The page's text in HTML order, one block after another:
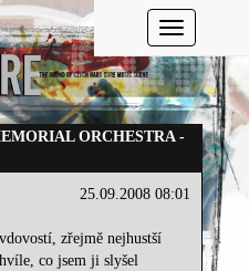
Toggle
ORCHESTRA -
25.09.2008 08:01
zřejmě nejhustší
co jsem ji slyšel